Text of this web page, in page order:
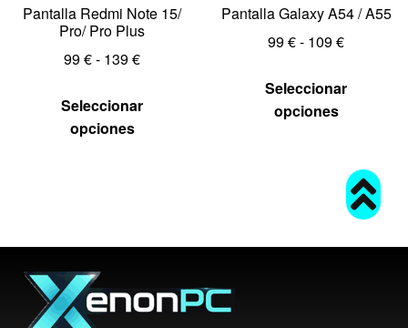
Pantalla Redmi Note 15/
Pro/ Pro Plus
99€- 139€
Seleccionar
opciones
Pantalla Galaxy A54 / A55
99€- 109€
Seleccionar
opciones